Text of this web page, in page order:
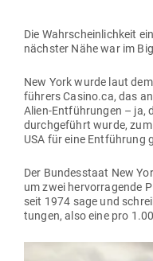
Die Wahr­schein­lichkeit
nächster Nähe war im
New York wurde laut
führers Casino.ca, das
Alien-Ent­füh­rungen – ja,
durch­ge­führt wurde,
USA für eine Ent­führung
Der Bun­des­staat New
um zwei her­vor­ra­gende
seit 1974 sage und
tungen, also eine pro